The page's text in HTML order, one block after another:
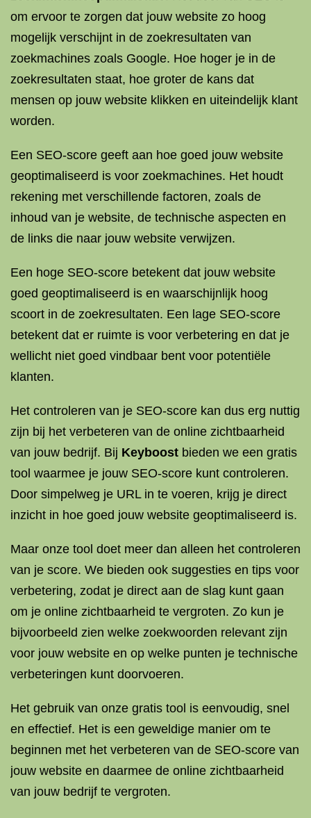
om ervoor te zorgen dat jouw website zo hoog
mogelijk verschijnt in de zoekresultaten van
zoekmachines zoals Google. Hoe hoger je in de
zoekresultaten staat, hoe groter de kans dat
mensen op jouw website klikken en uiteindelijk klant
worden.
Een SEO-score geeft aan hoe goed jouw website
geoptimaliseerd is voor zoekmachines. Het houdt
rekening met verschillende factoren, zoals de
inhoud van je website, de technische aspecten en
de links die naar jouw website verwijzen.
Een hoge SEO-score betekent dat jouw website
goed geoptimaliseerd is en waarschijnlijk hoog
scoort in de zoekresultaten. Een lage SEO-score
betekent dat er ruimte is voor verbetering en dat je
wellicht niet goed vindbaar bent voor potentiële
klanten.
Het controleren van je SEO-score kan dus erg nuttig
zijn bij het verbeteren van de online zichtbaarheid
van jouw bedrijf. Bij Keyboost bieden we een gratis
tool waarmee je jouw SEO-score kunt controleren.
Door simpelweg je URL in te voeren, krijg je direct
inzicht in hoe goed jouw website geoptimaliseerd is.
Maar onze tool doet meer dan alleen het controleren
van je score. We bieden ook suggesties en tips voor
verbetering, zodat je direct aan de slag kunt gaan
om je online zichtbaarheid te vergroten. Zo kun je
bijvoorbeeld zien welke zoekwoorden relevant zijn
voor jouw website en op welke punten je technische
verbeteringen kunt doorvoeren.
Het gebruik van onze gratis tool is eenvoudig, snel
en effectief. Het is een geweldige manier om te
beginnen met het verbeteren van de SEO-score van
jouw website en daarmee de online zichtbaarheid
van jouw bedrijf te vergroten.